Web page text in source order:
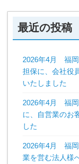
最近の投稿
2026年4月 福岡
担保に、会社役
いたしました
2026年4月 福岡
に、自営業のお
した
2026年4月 福岡
業を営む法人様